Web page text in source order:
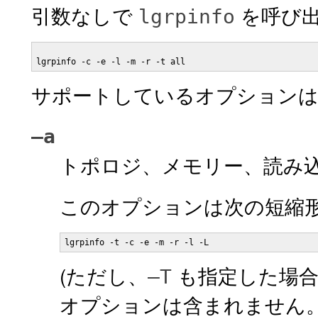
引数なしで lgrpinfo を呼び
lgrpinfo -c -e -l -m -r -t all
サポートしているオプション
–a
トポロジ、メモリー、読み
このオプションは次の短縮
lgrpinfo -t -c -e -m -r -l -L
(ただし、 –T も指定した場
オプションは含まれません